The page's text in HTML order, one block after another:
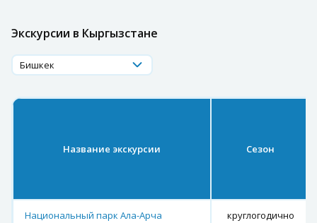
Экскурсии в Кыргызстане
Бишкек
Название экскурсии Сезон
Национальный парк Ала-Арча круглогодично